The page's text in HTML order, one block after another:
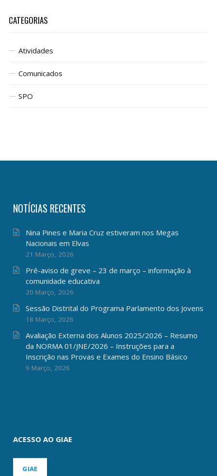
CATEGORIAS
Atividades
Comunicados
SPO
NOTÍCIAS RECENTES
Nina Pines e Maria Cruz estiveram nos Megas
Nacionais em Elvas
21 Março, 2026
Pré-aviso de greve – 23 de março – informação à
comunidade educativa
20 Março, 2026
Sessão Distrital do Programa Parlamento dos Jovens
18 Março, 2026
Avaliação Externa dos Alunos 2025/2026 – Resumo
da NORMA 01/JNE/2026 – Instruções para a
Inscrição nas Provas e Exames do Ensino Básico
9 Março, 2026
ACESSO AO GIAE
GIAE